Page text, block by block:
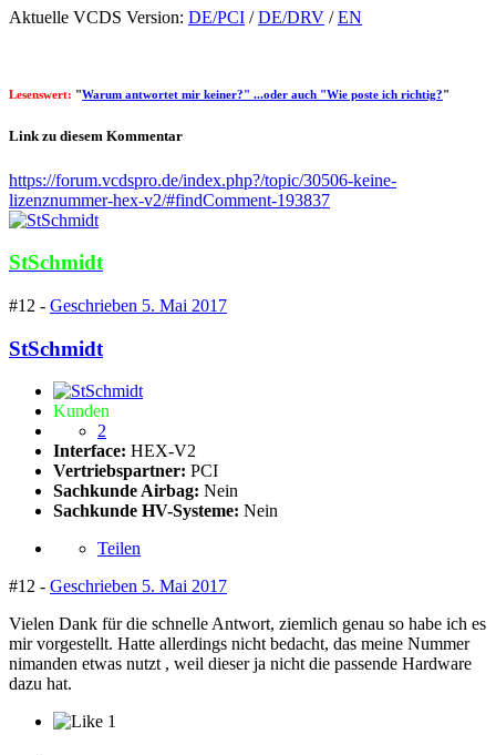
Aktuelle VCDS Version: DE/PCI /DE/DRV /EN
Lesenswert: "Warum antwortet mir keiner?" ...oder auch "Wie poste ich richtig?"
Link zu diesem Kommentar
https://forum.vcdspro.de/index.php?/topic/30506-keine-
lizenznummer-hex-v2/#findComment-193837
StSchmidt
#12 - Geschrieben 5. Mai 2017
StSchmidt
Kunden
2
Interface: HEX-V2
Vertriebspartner: PCI
Sachkunde Airbag: Nein
Sachkunde HV-Systeme: Nein
Teilen
#12 - Geschrieben 5. Mai 2017
Vielen Dank für die schnelle Antwort, ziemlich genau so habe ich es
mir vorgestellt. Hatte allerdings nicht bedacht, das meine Nummer
nimanden etwas nutzt , weil dieser ja nicht die passende Hardware
dazu hat.
1